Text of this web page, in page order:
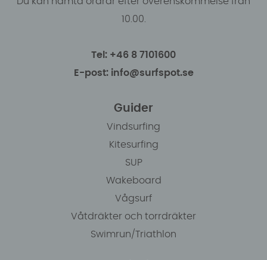
10.00.
Tel: +46 8 7101600
E-post: info@surfspot.se
Guider
Vindsurfing
Kitesurfing
SUP
Wakeboard
Vågsurf
Våtdräkter och torrdräkter
Swimrun/Triathlon